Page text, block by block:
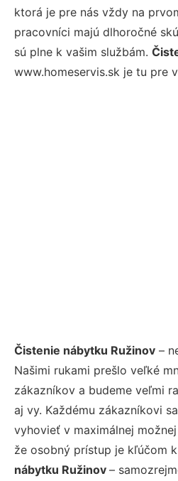
ktorá je pre nás vždy na
pracovníci majú dlhoročné
sú plne k vašim službám.
www.homeservis.sk je tu pre
Čistenie nábytku Ružinov –
Našimi rukami prešlo veľké
zákazníkov a budeme veľmi
aj vy. Každému zákazníkovi
vyhovieť v maximálnej
že osobný prístup je kľúčom
nábytku Ružinov –